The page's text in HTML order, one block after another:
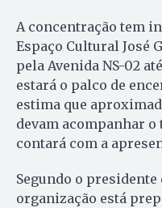
A concentração tem
Espaço Cultural José
pela Avenida NS-02
estará o palco de
estima que
devam acompanhar
contará com a
Segundo o presidente
organização está